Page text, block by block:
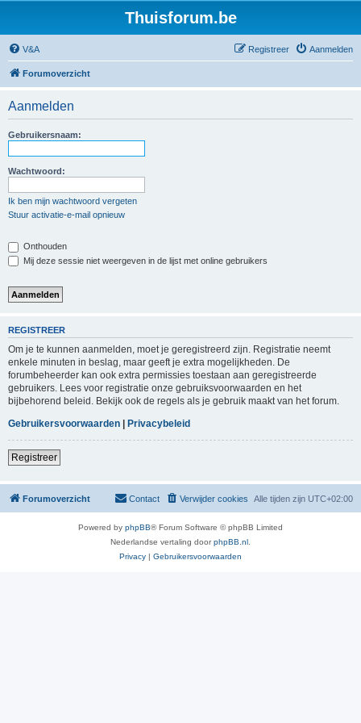
Thuisforum.be
V&A Aanmelden
Registreer
Forumoverzicht
Aanmelden
Gebruikersnaam:
Wachtwoord:
Ik ben mijn wachtwoord vergeten
Stuur activatie-e-mail opnieuw
Onthouden
Mij deze sessie niet weergeven in de lijst met online gebruikers
REGISTREER
Om je te kunnen aanmelden, moet je geregistreerd zijn. Registratie neemt
enkele minuten in beslag, maar geeft je extra mogelijkheden. De
forumbeheerder kan ook extra permissies toestaan aan geregistreerde
gebruikers. Lees voor registratie onze gebruiksvoorwaarden en het
bijbehorend beleid. Bekijk ook de regels als je gebruik maakt van het forum.
Gebruikersvoorwaarden | Privacybeleid
Registreer
Forumoverzicht Alle tijden zijn UTC+02:00
Verwijder cookies
Contact
Powered by phpBB® Forum Software © phpBB Limited
Nederlandse vertaling doorphpBB.nl
Privacy | Gebruikersvoorwaarden